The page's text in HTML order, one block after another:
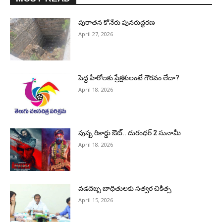
పురాత‌న కోనేరు పున‌రుద్ధ‌ర‌ణ
April 27, 2026
పెద్ద హీరోల‌కు ప్రేక్ష‌కులంటే గౌర‌వం లేదా?
April 18, 2026
పుష్ప రికార్డు ఔట్‌.. దురంధ‌ర్ 2 సునామీ
April 18, 2026
వడదెబ్బ బాధితులకు సత్వర చికిత్స
April 15, 2026